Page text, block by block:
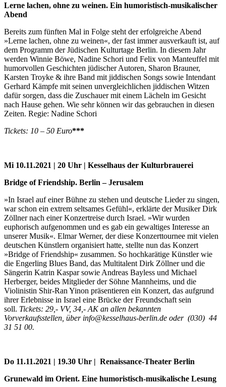
Lerne lachen, ohne zu weinen. Ein humoristisch-musikalischer
Abend
Bereits zum fünften Mal in Folge steht der erfolgreiche Abend
»Lerne lachen, ohne zu weinen«, der fast immer ausverkauft ist, auf
dem Programm der Jüdischen Kulturtage Berlin. In diesem Jahr
werden Winnie Böwe, Nadine Schori und Felix von Manteuffel mit
humorvollen Geschichten jüdischer Autoren, Sharon Brauner,
Karsten Troyke & ihre Band mit jiddischen Songs sowie Intendant
Gerhard Kämpfe mit seinen unvergleichlichen jiddischen Witzen
dafür sorgen, dass die Zuschauer mit einem Lächeln im Gesicht
nach Hause gehen. Wie sehr können wir das gebrauchen in diesen
Zeiten. Regie: Nadine Schori
Tickets: 10 – 50 Euro***
Mi 10.11.2021 | 20 Uhr | Kesselhaus der Kulturbrauerei
Bridge of Friendship. Berlin – Jerusalem
»In Israel auf einer Bühne zu stehen und deutsche Lieder zu singen,
war schon ein extrem seltsames Gefühl«, erklärte der Musiker Dirk
Zöllner nach einer Konzertreise durch Israel. »Wir wurden
euphorisch aufgenommen und es gab ein gewaltiges Interesse an
unserer Musik«. Elmar Werner, der diese Konzerttournee mit vielen
deutschen Künstlern organisiert hatte, stellte nun das Konzert
»Bridge of Friendship« zusammen. So hochkarätige Künstler wie
die Engerling Blues Band, das Multitalent Dirk Zöllner und die
Sängerin Katrin Kaspar sowie Andreas Bayless und Michael
Herberger, beides Mitglieder der Söhne Mannheims, und die
Violinistin Shir-Ran Yinon präsentieren ein Konzert, das aufgrund
ihrer Erlebnisse in Israel eine Brücke der Freundschaft sein
soll. Tickets: 29,- VV, 34,- AK an allen bekannten
Vorverkaufsstellen, über info@kesselhaus-berlin.de oder (030) 44
31 51 00.
Do 11.11.2021 | 19.30 Uhr | Renaissance-Theater Berlin
Grunewald im Orient. Eine humoristisch-musikalische Lesung